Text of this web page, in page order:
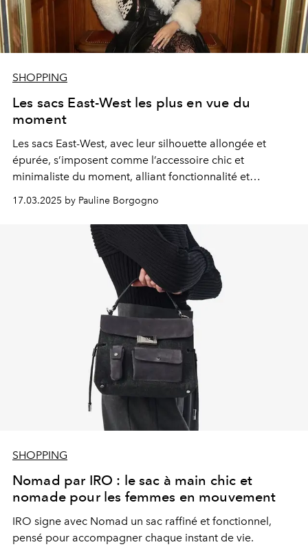
SHOPPING
Les sacs East-West les plus en vue du
moment
Les sacs East-West, avec leur silhouette allongée et
épurée, s’imposent comme l’accessoire chic et
minimaliste du moment, alliant fonctionnalité et
17.03.2025 by Pauline Borgogno
SHOPPING
Nomad par IRO : le sac à main chic et
nomade pour les femmes en mouvement
IRO signe avec Nomad un sac raffiné et fonctionnel,
pensé pour accompagner chaque instant de vie.